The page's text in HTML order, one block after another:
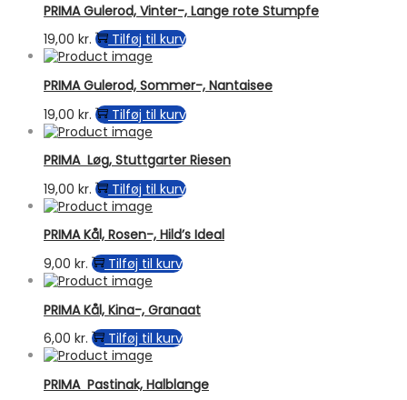
PRIMA Gulerod, Vinter-, Lange rote Stumpfe
19,00 kr. Tilføj til kurv
PRIMA Gulerod, Sommer-, Nantaisee
19,00 kr. Tilføj til kurv
PRIMA Løg, Stuttgarter Riesen
19,00 kr. Tilføj til kurv
PRIMA Kål, Rosen-, Hild’s Ideal
9,00 kr. Tilføj til kurv
PRIMA Kål, Kina-, Granaat
6,00 kr. Tilføj til kurv
PRIMA Pastinak, Halblange